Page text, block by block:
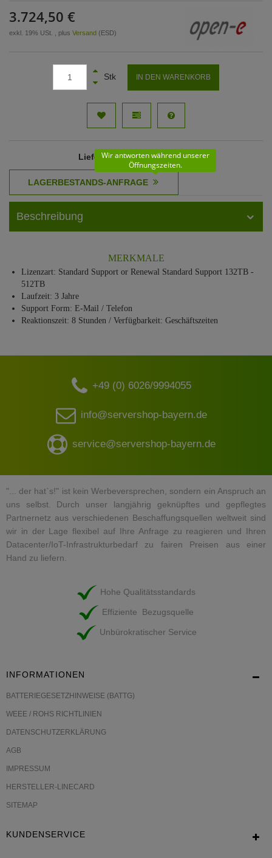
3.724,50 €
exkl. 19% USt. , plus Versand (ESD)
Stk IN DEN WARENKORB
Lieferzeit: 10 - 11 Werktage
Wir antworten während unserer
Öffnungszeiten.
Beschreibung
MERKMALE
Lizenzart: Standard Support or Renewal Standard Support 132TB -
512TB
Laufzeit: 3 Jahre
Support Form: E-Mail / Telefon
Reaktionszeit: 8 Stunden / Verfügbarkeit: Geschäftszeiten
+49 (0) 6026/9994055
info@servershop-bayern.de
service@servershop-bayern.de
"... der hat`s!" ist kein Werbeversprechen, sondern ein Anspruch an
uns selbst. Durch unser langjährig geknüpftes und gepflegtes
Partnernetz aus verschiedenen Beschaffungsquellen weltweit sind
wir in der Lage flexibel auf Ihre Anfrage zu reagieren und Ihren
Datacenter/IoT-Infrastrukturbedarf zu fairen Preisen aus einer
Hand zu liefern.
Hohe Qualitätsstandards
Effiziente Bezugsquelle
Unbürokratischer Service
INFORMATIONEN
BATTERIEGESETZHINWEISE (BATTG)
WEEE / ROHS RICHTLINIEN
DATENSCHUTZERKLÄRUNG
AGB
IMPRESSUM
HERSTELLER-LINECARD
SITEMAP
KUNDENSERVICE